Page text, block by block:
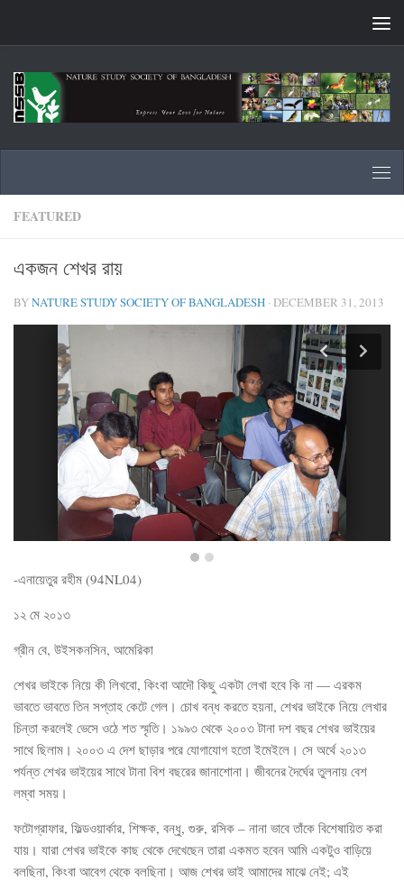
FEATURED
একজন শেখর রায়
BYNATURE STUDY SOCIETY OF BANGLADESH · DECEMBER 31, 2013
-এনায়েতুর রহীম (94NL04)
১২ মে ২০১৩
গ্রীন বে, উইসকনসিন, আমেরিকা
শেখর ভাইকে নিয়ে কী লিখবো, কিংবা আদৌ কিছু একটা লেখা হবে কি না — এরকম
ভাবতে ভাবতে তিন সপ্তাহ কেটে গেল। চোখ বন্ধ করতে হয়না, শেখর ভাইকে নিয়ে লেখার
চিন্তা করলেই ভেসে ওঠে শত স্মৃতি। ১৯৯৩ থেকে ২০০৩ টানা দশ বছর শেখর ভাইয়ের
সাথে ছিলাম। ২০০৩ এ দেশ ছাড়ার পরে যোগাযোগ হতো ইমেইলে। সে অর্থে ২০১৩
পর্যন্ত শেখর ভাইয়ের সাথে টানা বিশ বছরের জানাশোনা। জীবনের দৈর্ঘের তুলনায় বেশ
লম্বা সময়।
ফটোগ্রাফার, ফিল্ডওয়ার্কার, শিক্ষক, বন্ধু, গুরু, রসিক – নানা ভাবে তাঁকে বিশেষায়িত করা
যায়। যারা শেখর ভাইকে কাছ থেকে দেখেছেন তারা একমত হবেন আমি একটুও বাড়িয়ে
বলছিনা, কিংবা আবেগ থেকে বলছিনা। আজ শেখর ভাই আমাদের মাঝে নেই; এই